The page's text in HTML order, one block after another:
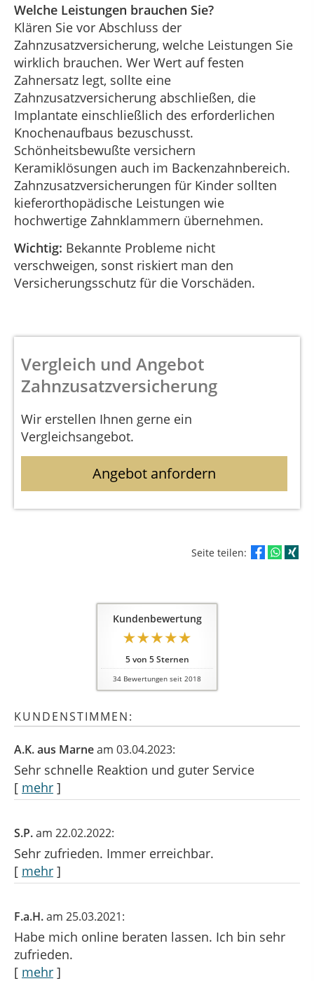
Welche Leistungen brauchen Sie?
Klären Sie vor Abschluss der
Zahnzusatzversicherung, welche Leistungen Sie
wirklich brauchen. Wer Wert auf festen
Zahnersatz legt, sollte eine
Zahnzusatzversicherung abschließen, die
Implantate einschließlich des erforderlichen
Knochenaufbaus bezuschusst.
Schönheitsbewußte versichern
Keramiklösungen auch im Backenzahnbereich.
Zahnzusatzversicherungen für Kinder sollten
kieferorthopädische Leistungen wie
hochwertige Zahnklammern übernehmen.
Wichtig: Bekannte Probleme nicht
verschweigen, sonst riskiert man den
Versicherungsschutz für die Vorschäden.
Vergleich und Angebot
Zahnzusatzversicherung
Wir erstellen Ihnen gerne ein
Vergleichsangebot.
Angebot anfordern
Seite teilen:
Kundenbewertung
5von 5Sternen
34 Bewertungen seit 2018
KUNDENSTIMMEN:
A.K. aus Marneam 03.04.2023:
Sehr schnelle Reaktion und guter Service
[ mehr ]
S.P.am 22.02.2022:
Sehr zufrieden. Immer erreichbar.
[ mehr ]
F.a.H.am 25.03.2021:
Habe mich online beraten lassen. Ich bin sehr
zufrieden.
[ mehr ]